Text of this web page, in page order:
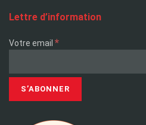
Lettre d’information
Votre email *